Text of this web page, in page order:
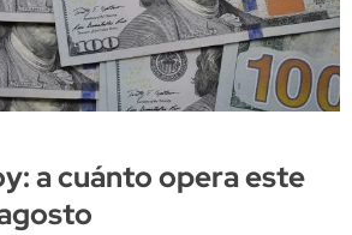
a cuánto opera este